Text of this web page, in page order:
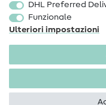
DHL Preferred
Funzionale
Ulteriori impostazioni
Informazioni legali